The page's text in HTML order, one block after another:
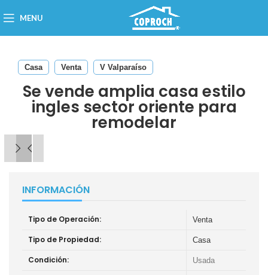
MENU
Casa Venta V Valparaíso
Se vende amplia casa estilo
ingles sector oriente para
remodelar
INFORMACIÓN
Tipo de Operación: Venta
Tipo de Propiedad: Casa
Condición: Usada